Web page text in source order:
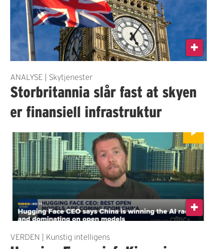
ANALYSE | Skytjenester
Storbritannia slår fast at skyen
er finansiell infrastruktur
VERDEN | Kunstig intelligens